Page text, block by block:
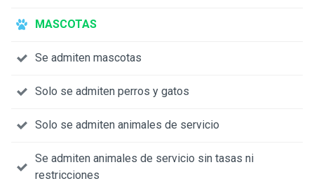
MASCOTAS
Se admiten mascotas
Solo se admiten perros y gatos
Solo se admiten animales de servicio
Se admiten animales de servicio sin tasas ni
restricciones